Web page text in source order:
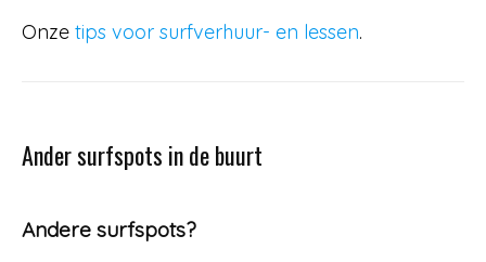
Onze tips voor surfverhuur- en lessen.
Ander surfspots in de buurt
Andere surfspots?